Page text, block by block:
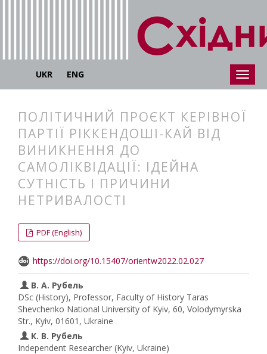
UKR ENG
ПОЛІТИЧНИЙ ПРОЄКТ КЕРІВНОЇ
ПАРТІЇ РІККЕНДОШІ-КАЙ ВІД
ВИНИКНЕННЯ ДО
САМОЛІКВІДАЦІЇ: ІДЕЙНА
СУТНІСТЬ І ПРИЧИНИ
НЕТРИВАЛОСТІ
PDF (English)
https://doi.org/10.15407/orientw2022.02.027
В. А. Рубель
DSc (History), Professor, Faculty of History Taras
Shevchenko National University of Kyiv, 60, Volodymyrska
Str., Kyiv, 01601, Ukraine
К. В. Рубель
Independent Researcher (Kyiv, Ukraine)